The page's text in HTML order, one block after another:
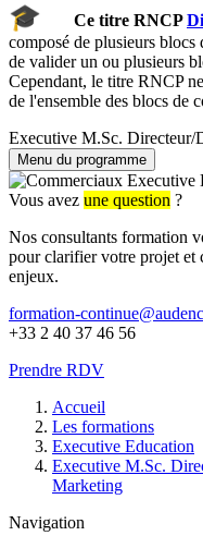
🎓 Ce titre RNCP
composé de plusieurs blocs
de valider un ou plusieurs
Cependant, le titre RNCP
de l'ensemble des blocs de
Executive M.Sc. Directeur/
Menu du programme
Vous avez une question ?
Nos consultants formation
pour clarifier votre projet et
enjeux.
formation-
+33 2 40 37 46 56
Prendre RDV
d'Ariane
Accueil
Les formations
Executive Education
Executive M.Sc.
Marketing
Navigation